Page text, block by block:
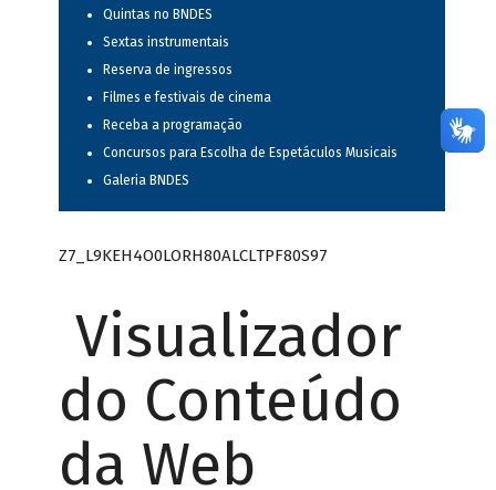
Quintas no BNDES
Sextas instrumentais
Reserva de ingressos
Filmes e festivais de cinema
Receba a programação
Concursos para Escolha de Espetáculos Musicais
Galeria BNDES
Z7_L9KEH4O0LORH80ALCLTPF80S97
Visualizador
do Conteúdo
da Web